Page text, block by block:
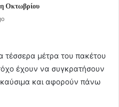
Οκτωβρίου
τέσσερα μέτρα του πακέτου
έχουν να συγκρατήσουν
και αφορούν πάνω